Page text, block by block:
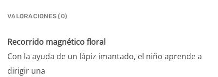
VALORACIONES (0)
Recorrido magnético floral
Con la ayuda de un lápiz imantado, el niño aprende a
dirigir una